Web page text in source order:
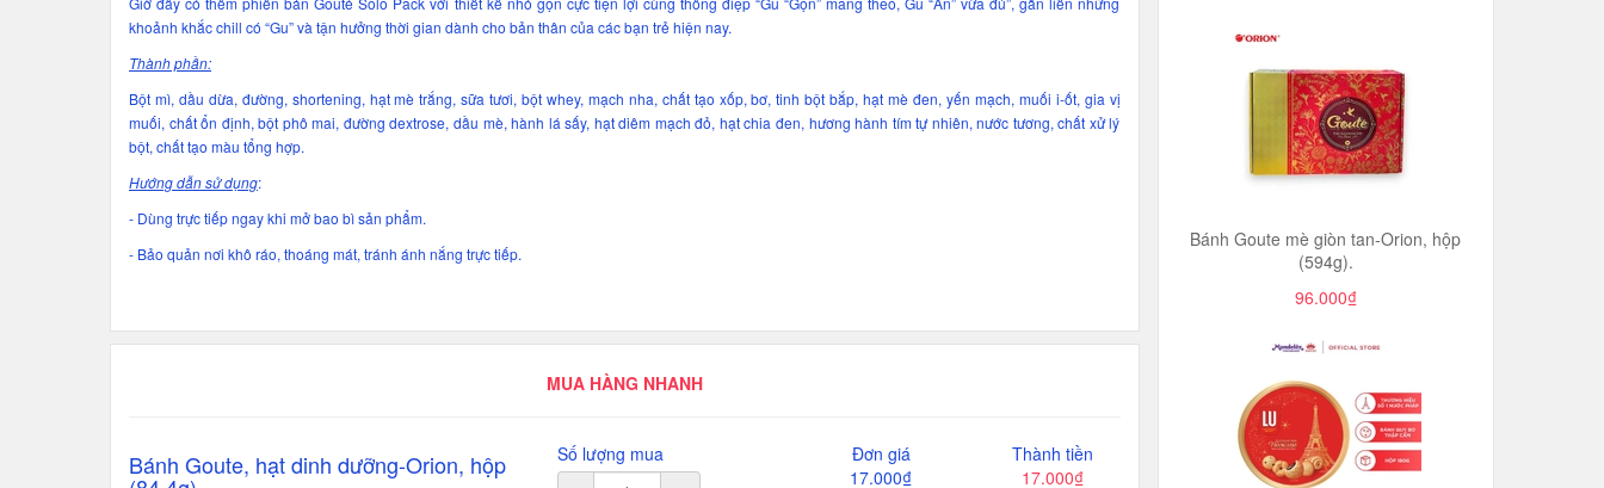
khoảnh khắc chill có “Gu” và tận hưởng thời gian dành cho bản thân của các bạn trẻ hiện nay.
Thành phần:
Bột mì, dầu dừa, đường, shortening, hạt mè trắng, sữa tươi, bột whey, mạch nha, chất tạo xốp, bơ, tinh bột bắp, hạt mè đen, yến mạch, muối i-ốt, gia vị
muối, chất ổn định, bột phô mai, đường dextrose, dầu mè, hành lá sấy, hạt diêm mạch đỏ, hạt chia đen, hương hành tím tự nhiên, nước tương, chất xử lý
bột, chất tạo màu tổng hợp.
Hướng dẫn sử dụng:
- Dùng trực tiếp ngay khi mở bao bì sản phẩm.
- Bảo quản nơi khô ráo, thoáng mát, tránh ánh nắng trực tiếp.
MUA HÀNG NHANH
Bánh Goute, hạt dinh dưỡng-Orion, hộp
Số lượng mua
Đơn giá
17.000₫
Thành tiền
17.000₫
Bánh Goute mè giòn tan-Orion, hộp
(594g).
96.000₫